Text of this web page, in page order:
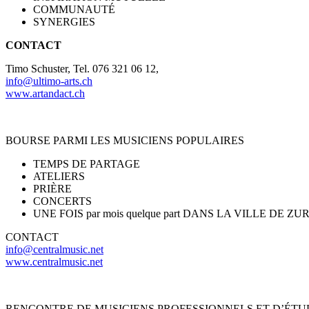
COMMUNAUTÉ
SYNERGIES
CONTACT
Timo Schuster, Tel. 076 321 06 12,
info@ultimo-arts.ch
www.artandact.ch
BOURSE PARMI LES MUSICIENS POPULAIRES
TEMPS DE PARTAGE
ATELIERS
PRIÈRE
CONCERTS
UNE FOIS par mois quelque part DANS LA VILLE DE
CONTACT
info@centralmusic.net
www.centralmusic.net